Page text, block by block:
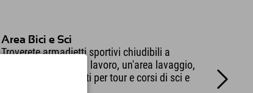
Area Bici e Sci
Troverete armadietti sportivi chiudibili a
chiave, un banco da lavoro, un'area lavaggio,
nonché suggerimenti per tour e corsi di sci e